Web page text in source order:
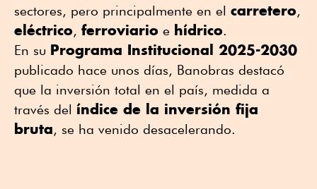
sectores, pero principalmente en el carretero,
eléctrico, ferroviario e hídrico.
En su Programa Institucional 2025-2030
publicado hace unos días, Banobras destacó
que la inversión total en el país, medida a
través del índice de la inversión fija
bruta, se ha venido desacelerando.